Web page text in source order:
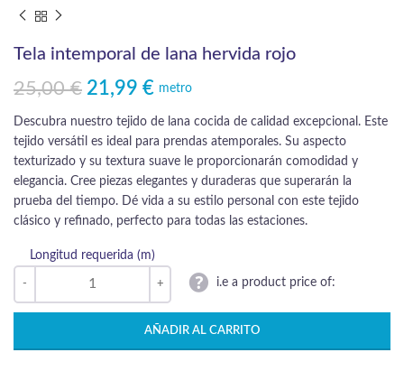
Tela intemporal de lana hervida rojo
25,00€
El precio original era: 25,00 €.
21,99 €
El precio actual es: 21,99 €.metro
Descubra nuestro tejido de lana cocida de calidad excepcional. Este
tejido versátil es ideal para prendas atemporales. Su aspecto
texturizado y su textura suave le proporcionarán comodidad y
elegancia. Cree piezas elegantes y duraderas que superarán la
prueba del tiempo. Dé vida a su estilo personal con este tejido
clásico y refinado, perfecto para todas las estaciones.
Longitud requerida (m)
i.e a product price of:
AÑADIR AL CARRITO